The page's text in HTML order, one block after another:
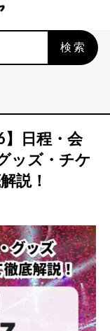
検索
】日程・会
ッズ・チケ
説！